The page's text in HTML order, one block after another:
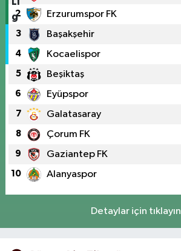
2 Erzurumspor FK
3 Başakşehir
4 Kocaelispor
5 Beşiktaş
6 Eyüpspor
7 Galatasaray
8 Çorum FK
9 Gaziantep FK
10 Alanyaspor
Detaylar için tıklayın